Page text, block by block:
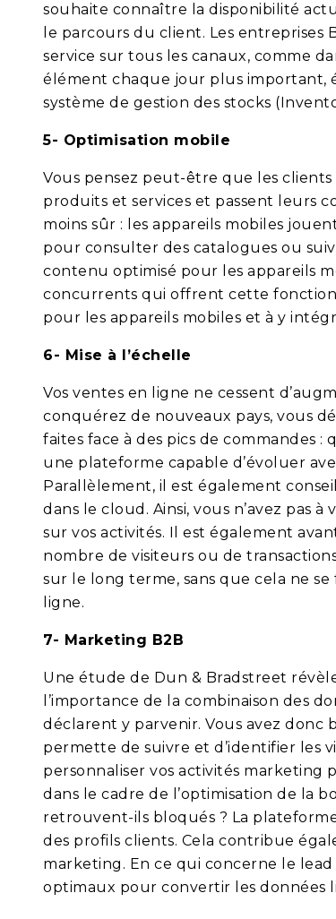
souhaite connaître la disponibilité
le parcours du client. Les
service sur tous les canaux, comme
élément chaque jour plus important,
système de gestion des stocks
5- Optimisation mobile
Vous pensez peut-être que les
produits et services et passent leurs
moins sûr : les appareils mobiles
pour consulter des catalogues ou
contenu optimisé pour les appareils
concurrents qui offrent cette
pour les appareils mobiles et à y
6- Mise à l’échelle
Vos ventes en ligne ne cessent
conquérez de nouveaux pays, vous
faites face à des pics de commandes
une plateforme capable d’évoluer
Parallèlement, il est également
dans le cloud. Ainsi, vous n’avez pas
sur vos activités. Il est également
nombre de visiteurs ou de
sur le long terme, sans que cela ne
ligne.
7- Marketing B2B
Une étude de Dun & Bradstreet
l’importance de la combinaison des
déclarent y parvenir. Vous avez donc
permette de suivre et d’identifier les
personnaliser vos activités marketing
dans le cadre de l’optimisation de la
retrouvent-ils bloqués ? La
des profils clients. Cela contribue
marketing. En ce qui concerne le
optimaux pour convertir les données